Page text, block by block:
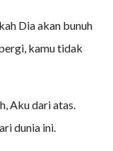
Dia akan bunuh
kamu tidak
Aku dari atas.
dunia ini.